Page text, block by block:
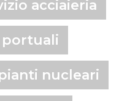
acciaieria
portuali
nucleari